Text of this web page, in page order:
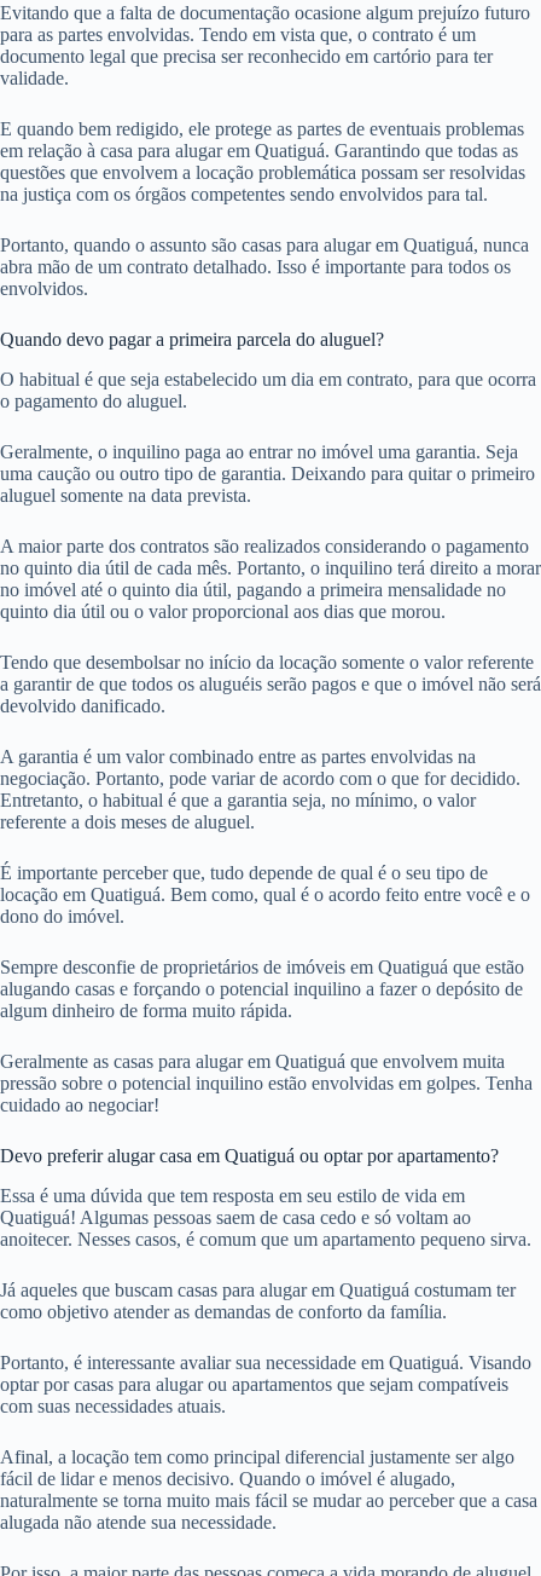
Evitando que a falta de documentação ocasione algum prejuízo futuro
para as partes envolvidas. Tendo em vista que, o contrato é um
documento legal que precisa ser reconhecido em cartório para ter
validade.
E quando bem redigido, ele protege as partes de eventuais problemas
em relação à casa para alugar em Quatiguá. Garantindo que todas as
questões que envolvem a locação problemática possam ser resolvidas
na justiça com os órgãos competentes sendo envolvidos para tal.
Portanto, quando o assunto são casas para alugar em Quatiguá, nunca
abra mão de um contrato detalhado. Isso é importante para todos os
envolvidos.
Quando devo pagar a primeira parcela do aluguel?
O habitual é que seja estabelecido um dia em contrato, para que ocorra
o pagamento do aluguel.
Geralmente, o inquilino paga ao entrar no imóvel uma garantia. Seja
uma caução ou outro tipo de garantia. Deixando para quitar o primeiro
aluguel somente na data prevista.
A maior parte dos contratos são realizados considerando o pagamento
no quinto dia útil de cada mês. Portanto, o inquilino terá direito a morar
no imóvel até o quinto dia útil, pagando a primeira mensalidade no
quinto dia útil ou o valor proporcional aos dias que morou.
Tendo que desembolsar no início da locação somente o valor referente
a garantir de que todos os aluguéis serão pagos e que o imóvel não será
devolvido danificado.
A garantia é um valor combinado entre as partes envolvidas na
negociação. Portanto, pode variar de acordo com o que for decidido.
Entretanto, o habitual é que a garantia seja, no mínimo, o valor
referente a dois meses de aluguel.
É importante perceber que, tudo depende de qual é o seu tipo de
locação em Quatiguá. Bem como, qual é o acordo feito entre você e o
dono do imóvel.
Sempre desconfie de proprietários de imóveis em Quatiguá que estão
alugando casas e forçando o potencial inquilino a fazer o depósito de
algum dinheiro de forma muito rápida.
Geralmente as casas para alugar em Quatiguá que envolvem muita
pressão sobre o potencial inquilino estão envolvidas em golpes. Tenha
cuidado ao negociar!
Devo preferir alugar casa em Quatiguá ou optar por apartamento?
Essa é uma dúvida que tem resposta em seu estilo de vida em
Quatiguá! Algumas pessoas saem de casa cedo e só voltam ao
anoitecer. Nesses casos, é comum que um apartamento pequeno sirva.
Já aqueles que buscam casas para alugar em Quatiguá costumam ter
como objetivo atender as demandas de conforto da família.
Portanto, é interessante avaliar sua necessidade em Quatiguá. Visando
optar por casas para alugar ou apartamentos que sejam compatíveis
com suas necessidades atuais.
Afinal, a locação tem como principal diferencial justamente ser algo
fácil de lidar e menos decisivo. Quando o imóvel é alugado,
naturalmente se torna muito mais fácil se mudar ao perceber que a casa
alugada não atende sua necessidade.